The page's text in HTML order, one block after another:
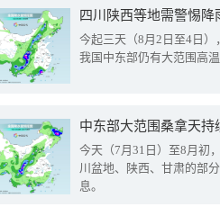
今起三天（8月2日至4日
我国中东部仍有大范围高
中东部大范围桑拿天
今天（7月31日）至8月初
川盆地、陕西、甘肃的部
息。